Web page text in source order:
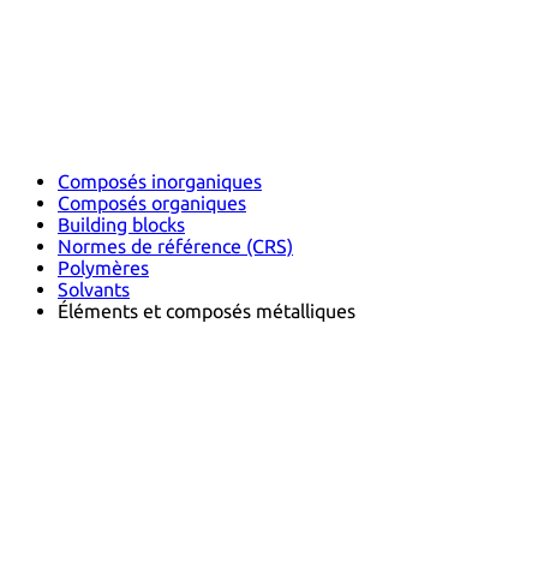
Composés inorganiques
Composés organiques
Building blocks
Normes de référence (CRS)
Polymères
Solvants
Éléments et composés métalliques